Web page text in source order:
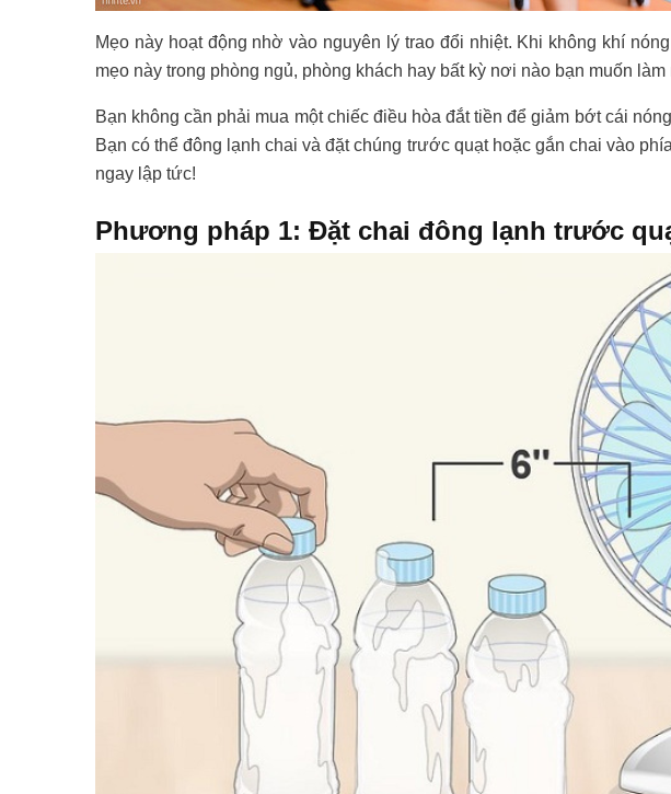
Mẹo này hoạt động nhờ vào nguyên lý trao đổi nhiệt. Khi không khí
mẹo này trong phòng ngủ, phòng khách hay bất kỳ nơi nào bạn muốn
Bạn không cần phải mua một chiếc điều hòa đắt tiền để giảm bớt cái
Bạn có thể đông lạnh chai và đặt chúng trước quạt hoặc gắn chai vào
ngay lập tức!
Phương pháp 1: Đặt chai đông lạnh trước